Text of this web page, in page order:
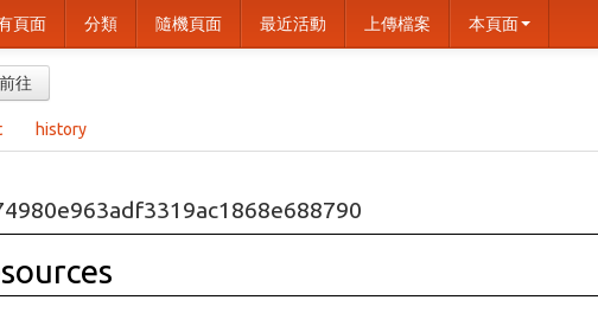
頁面 分類 隨機頁面 最近活動 上傳檔案 本頁面
前往
history